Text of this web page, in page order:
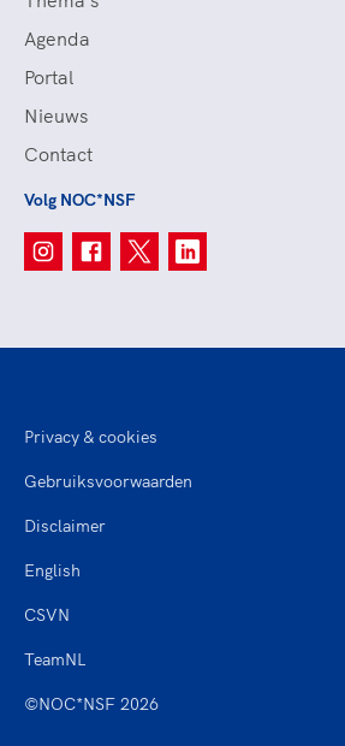
Agenda
Portal
Nieuws
Contact
Volg NOC*NSF
©NOC*NSF 2026
Privacy & cookies
Gebruiksvoorwaarden
Disclaimer
English
CSVN
TeamNL